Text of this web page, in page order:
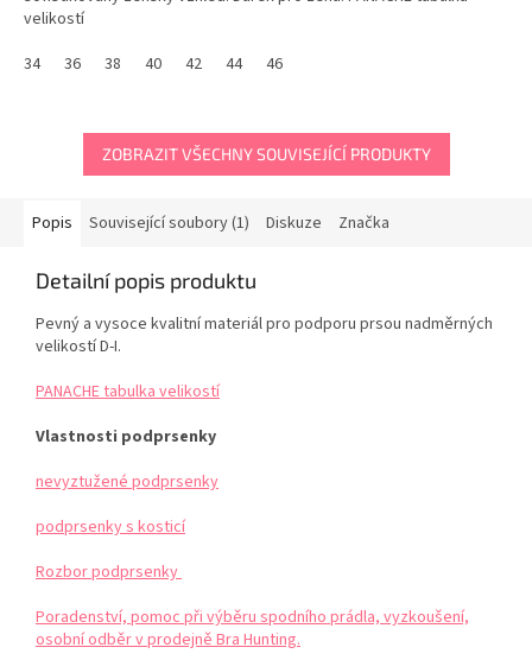
velikostí
34
36 38 40 42 44 46
ZOBRAZIT VŠECHNY SOUVISEJÍCÍ PRODUKTY
Popis Související soubory (1) Diskuze Značka
Detailní popis produktu
Pevný a vysoce kvalitní materiál pro podporu prsou nadměrných
velikostí D-I.
PANACHE tabulka velikostí
Vlastnosti podprsenky
nevyztužené podprsenky
podprsenky s kosticí
Rozbor podprsenky
Poradenství, pomoc při výběru spodního prádla, vyzkoušení,
osobní odběr v prodejně Bra Hunting.